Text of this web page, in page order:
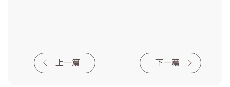
上一篇 下一篇